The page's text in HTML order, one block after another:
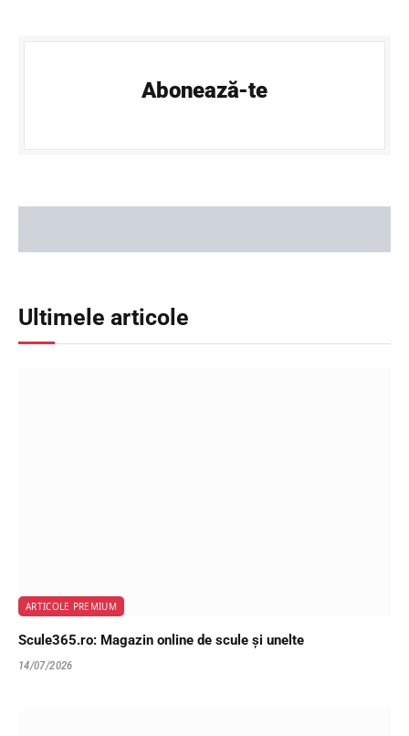
Abonează-te
Ultimele articole
ARTICOLE PREMIUM
Scule365.ro: Magazin online de scule și unelte
14/07/2026